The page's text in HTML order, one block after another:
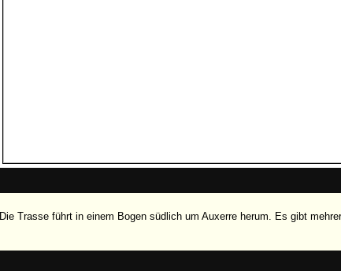
Die Trasse führt in einem Bogen südlich um Auxerre herum. Es gibt